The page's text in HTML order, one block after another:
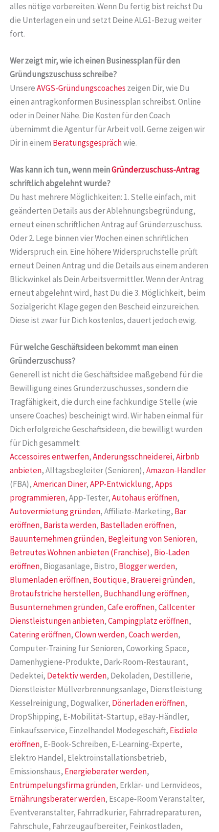
alles nötige vorbereiten. Wenn Du fertig bist reichst Du
die Unterlagen ein und setzt Deine ALG1-Bezug weiter
fort.
Wer zeigt mir, wie ich einen Businessplan für den
Gründungszuschuss schreibe?
UnsereAVGS-Gründungscoaches zeigen Dir, wie Du
einen antragkonformen Businessplan schreibst. Online
oder in Deiner Nähe. Die Kosten für den Coach
übernimmt die Agentur für Arbeit voll. Gerne zeigen wir
Dir in einem Beratungsgesprächwie.
Was kann ich tun, wenn meinGründerzuschuss-Antrag
schriftlich abgelehnt wurde?
Du hast mehrere Möglichkeiten: 1. Stelle einfach, mit
geänderten Details aus der Ablehnungsbegründung,
erneut einen schriftlichen Antrag auf Gründerzuschuss.
Oder 2. Lege binnen vier Wochen einen schriftlichen
Widerspruch ein. Eine höhere Widerspruchstelle prüft
erneut Deinen Antrag und die Details aus einem anderen
Blickwinkel als Dein Arbeitsvermittler. Wenn der Antrag
erneut abgelehnt wird, hast Du die 3. Möglichkeit, beim
Sozialgericht Klage gegen den Bescheid einzureichen.
Diese ist zwar für Dich kostenlos, dauert jedoch ewig.
Für welche Geschäftsideen bekommt man einen
Gründerzuschuss?
Generell ist nicht die Geschäftsidee maßgebend für die
Bewilligung eines Gründerzuschusses, sondern die
Tragfähigkeit, die durch eine fachkundige Stelle (wie
unsere Coaches) bescheinigt wird. Wir haben einmal für
Dich erfolgreiche Geschäftsideen, die bewilligt wurden
für Dich gesammelt:
Accessoires entwerfen,Änderungsschneiderei,Airbnb
anbieten, Alltagsbegleiter (Senioren),Amazon-Händler
(FBA),American Diner,APP-Entwicklung,Apps
programmieren, App-Tester,Autohaus eröffnen,
Autovermietung gründen, Affiliate-Marketing, Bar
eröffnen, Barista werden, Bastelladen eröffnen,
Bauunternehmen gründen, Begleitung von Senioren,
Betreutes Wohnen anbieten (Franchise), Bio-Laden
eröffnen, Biogasanlage, Bistro, Blogger werden,
Blumenladen eröffnen, Boutique, Brauerei gründen,
Brotaufstriche herstellen, Buchhandlung eröffnen,
Busunternehmen gründen,Cafe eröffnen,Callcenter
Dienstleistungen anbieten,Campingplatz eröffnen,
Catering eröffnen,Clown werden,Coach werden,
Computer-Training für Senioren, Coworking Space,
Damenhygiene-Produkte, Dark-Room-Restaurant,
Dedektei, Detektiv werden, Dekoladen, Destillerie,
Dienstleister Müllverbrennungsanlage, Dienstleistung
Kesselreinigung, Dogwalker, Dönerladen eröffnen,
DropShipping, E-Mobilität-Startup, eBay-Händler,
Einkaufsservice, Einzelhandel Modegeschäft, Eisdiele
eröffnen, E-Book-Schreiben, E-Learning-Experte,
Elektro Handel, Elektroinstallationsbetrieb,
Emissionshaus, Energieberater werden,
Entrümpelungsfirma gründen, Erklär- und Lernvideos,
Ernährungsberater werden, Escape-Room Veranstalter,
Eventveranstalter, Fahrradkurier, Fahrradreparaturen,
Fahrschule, Fahrzeugaufbereiter, Feinkostladen,